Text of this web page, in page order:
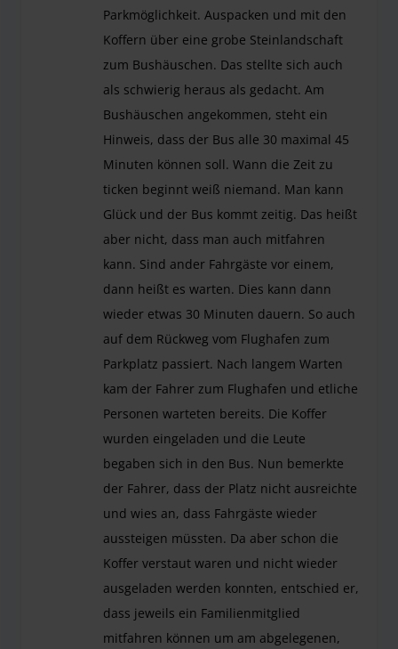
Parkmöglichkeit. Auspacken und mit den
Koffern über eine grobe Steinlandschaft
zum Bushäuschen. Das stellte sich auch
als schwierig heraus als gedacht. Am
Bushäuschen angekommen, steht ein
Hinweis, dass der Bus alle 30 maximal 45
Minuten können soll. Wann die Zeit zu
ticken beginnt weiß niemand. Man kann
Glück und der Bus kommt zeitig. Das heißt
aber nicht, dass man auch mitfahren
kann. Sind ander Fahrgäste vor einem,
dann heißt es warten. Dies kann dann
wieder etwas 30 Minuten dauern. So auch
auf dem Rückweg vom Flughafen zum
Parkplatz passiert. Nach langem Warten
kam der Fahrer zum Flughafen und etliche
Personen warteten bereits. Die Koffer
wurden eingeladen und die Leute
begaben sich in den Bus. Nun bemerkte
der Fahrer, dass der Platz nicht ausreichte
und wies an, dass Fahrgäste wieder
aussteigen müssten. Da aber schon die
Koffer verstaut waren und nicht wieder
ausgeladen werden konnten, entschied er,
dass jeweils ein Familienmitglied
mitfahren können um am abgelegenen,